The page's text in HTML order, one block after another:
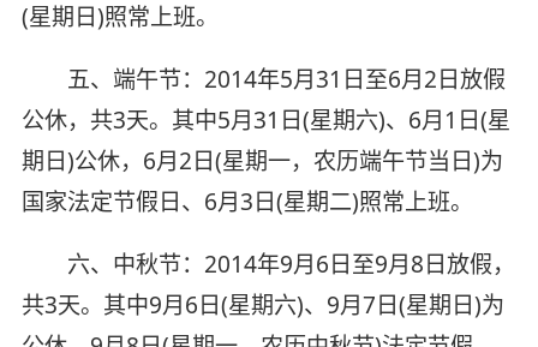
(星期日)照常上班。
五、端午节：2014年5月31日至6月2日放假
公休，共3天。其中5月31日(星期六)、6月1日(星
期日)公休，6月2日(星期一，农历端午节当日)为
国家法定节假日、6月3日(星期二)照常上班。
六、中秋节：2014年9月6日至9月8日放假，
共3天。其中9月6日(星期六)、9月7日(星期日)为